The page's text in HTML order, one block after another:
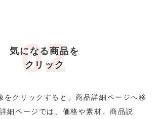
気になる商品を
クリック
をクリックすると、商品詳細ページへ移
細ページでは、価格や素材、商品説